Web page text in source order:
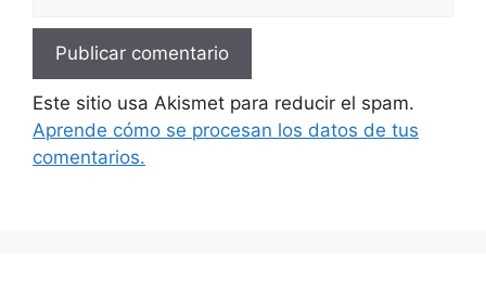
Este sitio usa Akismet para reducir el spam.
Aprende cómo se procesan los datos de tus
comentarios.